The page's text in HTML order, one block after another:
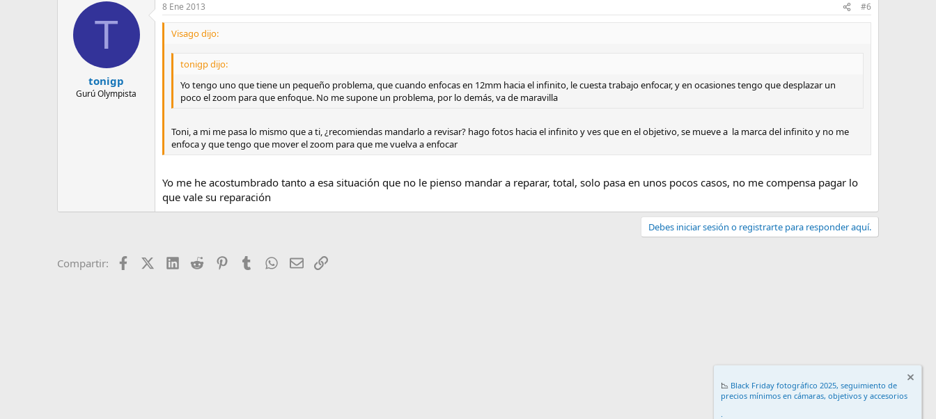
T
tonigp
Gurú Olympista
8 Ene 2013 #6
Visago dijo:
tonigp dijo:
Yo tengo uno que tiene un pequeño problema, que cuando enfocas en 12mm hacia el infinito, le cuesta trabajo enfocar, y en ocasiones tengo que desplazar un
poco el zoom para que enfoque. No me supone un problema, por lo demás, va de maravilla
Toni, a mi me pasa lo mismo que a ti, ¿recomiendas mandarlo a revisar? hago fotos hacia el infinito y ves que en el objetivo, se mueve a la marca del infinito y no me
enfoca y que tengo que mover el zoom para que me vuelva a enfocar
Yo me he acostumbrado tanto a esa situación que no le pienso mandar a reparar, total, solo pasa en unos pocos casos, no me compensa pagar lo
que vale su reparación
Debes iniciar sesión o registrarte para responder aquí.
Compartir: FacebookX (Twitter)
LinkedIn
Reddit PinterestTumblrWhatsApp
EmailEnlace
📉 Black Friday fotográfico 2025, seguimiento de
precios mínimos en cámaras, objetivos y accesorios
.